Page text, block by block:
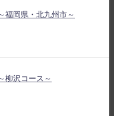
福岡県・北九州市～
柳沢コース～